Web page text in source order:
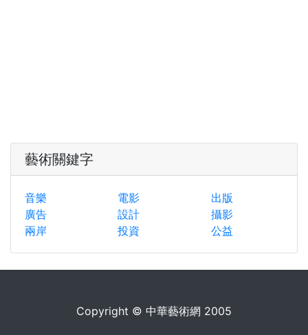
藝術關鍵字
音樂 電影
出版
廣告
設計
攝影
兩岸
投資 公益
Copyright © 中華藝術網 2005